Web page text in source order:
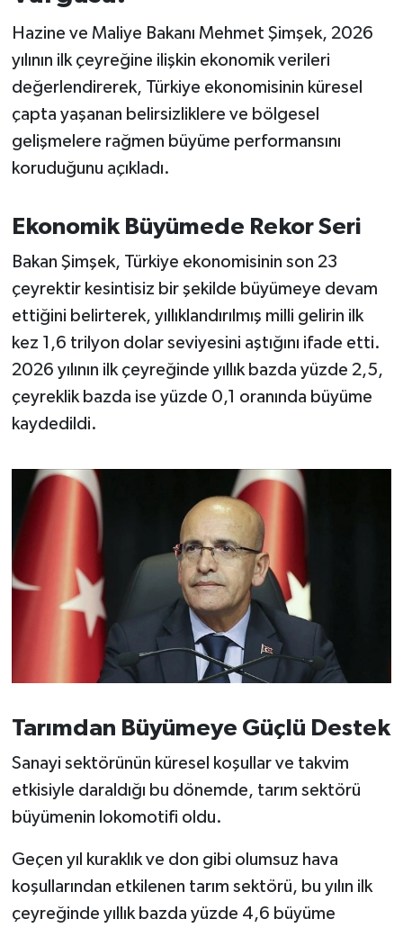
Hazine ve Maliye Bakanı Mehmet Şimşek, 2026
yılının ilk çeyreğine ilişkin ekonomik verileri
değerlendirerek, Türkiye ekonomisinin küresel
çapta yaşanan belirsizliklere ve bölgesel
gelişmelere rağmen büyüme performansını
koruduğunu açıkladı.
Ekonomik Büyümede Rekor Seri
Bakan Şimşek, Türkiye ekonomisinin son 23
çeyrektir kesintisiz bir şekilde büyümeye devam
ettiğini belirterek, yıllıklandırılmış milli gelirin ilk
kez 1,6 trilyon dolar seviyesini aştığını ifade etti.
2026 yılının ilk çeyreğinde yıllık bazda yüzde 2,5,
çeyreklik bazda ise yüzde 0,1 oranında büyüme
kaydedildi.
Tarımdan Büyümeye Güçlü Destek
Sanayi sektörünün küresel koşullar ve takvim
etkisiyle daraldığı bu dönemde, tarım sektörü
büyümenin lokomotifi oldu.
Geçen yıl kuraklık ve don gibi olumsuz hava
koşullarından etkilenen tarım sektörü, bu yılın ilk
çeyreğinde yıllık bazda yüzde 4,6 büyüme
KÜLTÜR-SANAT
MAGAZİN
Manyas
OTOMOTİV
Resmi İlanlar
SAĞLIK
SEYAHAT
SİYASET
Sındırgı
Susurluk
TARİHTE BUGÜN
TEKNOLOJİ
Trend
TÜRKİYE